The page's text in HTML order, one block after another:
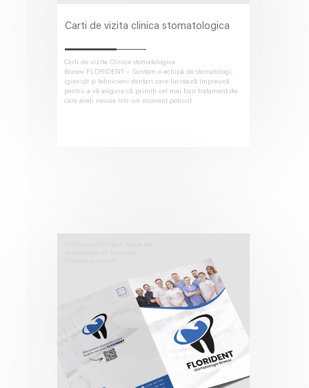
Carti de vizita clinica stomatologica
Carti de vizita Clinica stomatologica
Brasov FLORIDENT – Suntem o echipă de stomatologi,
igieniști și tehnicieni dentari care lucrează împreună
pentru a vă asigura că primiți cel mai bun tratament de
care aveți nevoie într-un moment potrivit